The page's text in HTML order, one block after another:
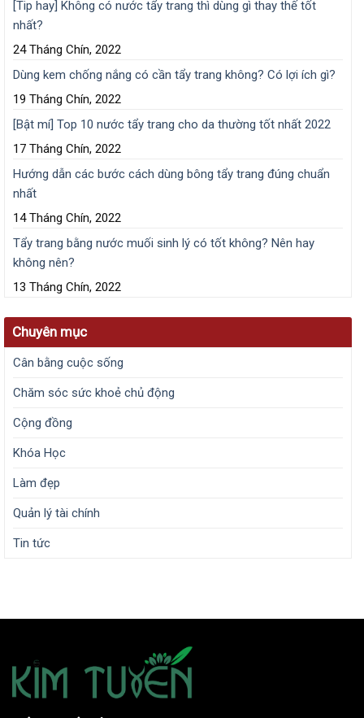
[Tip hay] Không có nước tẩy trang thì dùng gì thay thế tốt
nhất?
24 Tháng Chín, 2022
Dùng kem chống nắng có cần tẩy trang không? Có lợi ích gì?
19 Tháng Chín, 2022
[Bật mí] Top 10 nước tẩy trang cho da thường tốt nhất 2022
17 Tháng Chín, 2022
Hướng dẫn các bước cách dùng bông tẩy trang đúng chuẩn
nhất
14 Tháng Chín, 2022
Tẩy trang bằng nước muối sinh lý có tốt không? Nên hay
không nên?
13 Tháng Chín, 2022
Chuyên mục
Cân bằng cuộc sống
Chăm sóc sức khoẻ chủ động
Cộng đồng
Khóa Học
Làm đẹp
Quản lý tài chính
Tin tức